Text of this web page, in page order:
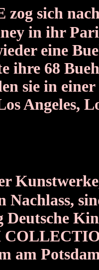
zog sich
in ihr
eine
ihre 68
sie in
Angeles,
Nachlass,
Deutsche
am